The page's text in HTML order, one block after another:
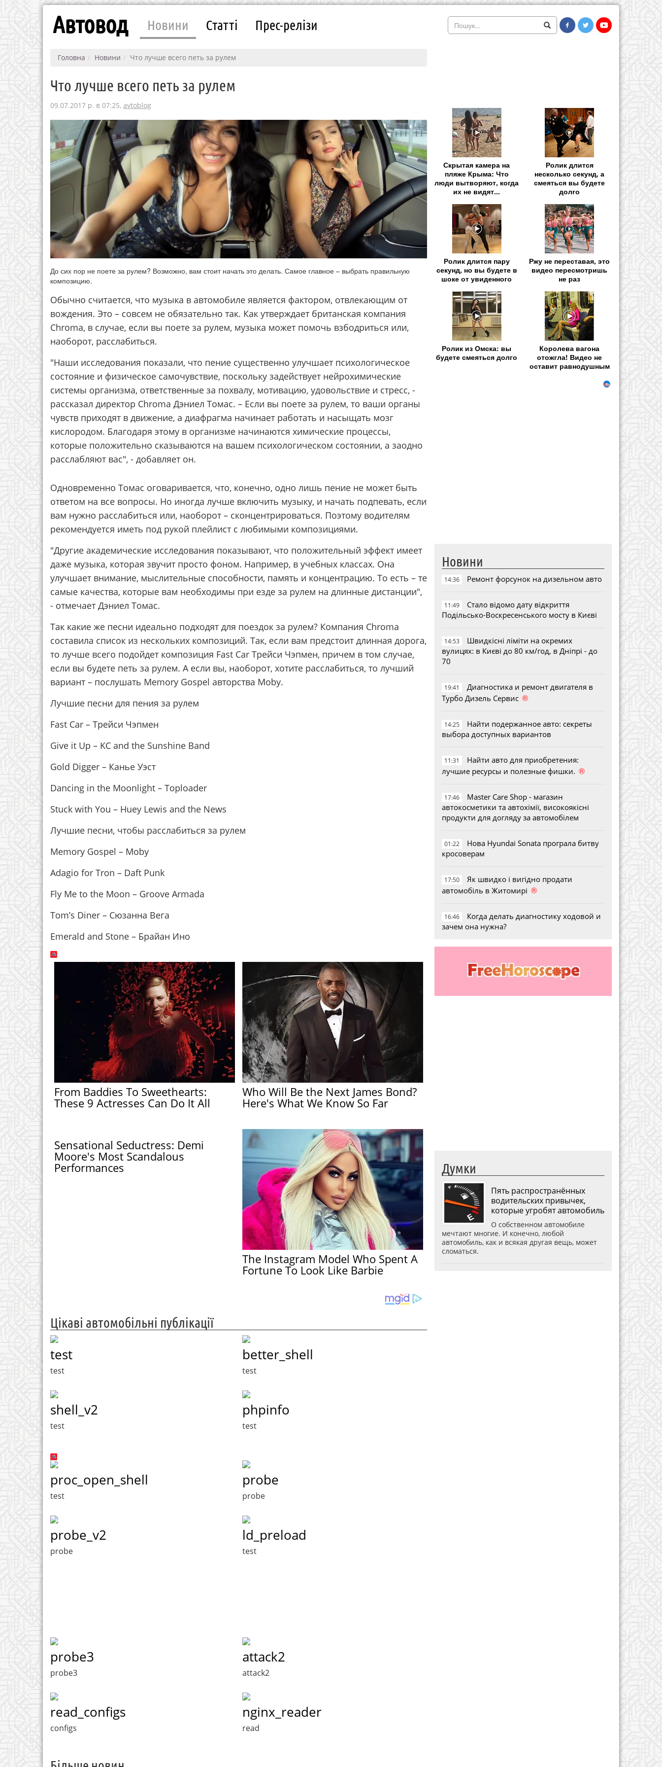
Автовод Новини Статті Прес-релізи
Головна Новини Что лучше всего петь за рулем
Что лучше всего петь за рулем
09.07.2017 р. в 07:25, avtoblog
До сих пор не поете за рулем? Возможно, вам стоит начать это делать. Самое главное – выбрать правильную
композицию.
Обычно считается, что музыка в автомобиле является фактором, отвлекающим от
вождения. Это – совсем не обязательно так. Как утверждает британская компания
Chroma, в случае, если вы поете за рулем, музыка может помочь взбодриться или,
наоборот, расслабиться.
"Наши исследования показали, что пение существенно улучшает психологическое
состояние и физическое самочувствие, поскольку задействует нейрохимические
системы организма, ответственные за похвалу, мотивацию, удовольствие и стресс, -
рассказал директор Chroma Дэниел Томас. – Если вы поете за рулем, то ваши органы
чувств приходят в движение, а диафрагма начинает работать и насыщать мозг
кислородом. Благодаря этому в организме начинаются химические процессы,
которые положительно сказываются на вашем психологическом состоянии, а заодно
расслабляют вас", - добавляет он.
Одновременно Томас оговаривается, что, конечно, одно лишь пение не может быть
ответом на все вопросы. Но иногда лучше включить музыку, и начать подпевать, если
вам нужно расслабиться или, наоборот – сконцентрироваться. Поэтому водителям
рекомендуется иметь под рукой плейлист с любимыми композициями.
"Другие академические исследования показывают, что положительный эффект имеет
даже музыка, которая звучит просто фоном. Например, в учебных классах. Она
улучшает внимание, мыслительные способности, память и концентрацию. То есть – те
самые качества, которые вам необходимы при езде за рулем на длинные дистанции",
- отмечает Дэниел Томас.
Так какие же песни идеально подходят для поездок за рулем? Компания Chroma
составила список из нескольких композиций. Так, если вам предстоит длинная дорога,
то лучше всего подойдет композиция Fast Car Трейси Чэпмен, причем в том случае,
если вы будете петь за рулем. А если вы, наоборот, хотите расслабиться, то лучший
вариант – послушать Memory Gospel авторства Moby.
Лучшие песни для пения за рулем
Fast Car – Трейси Чэпмен
Give it Up – KC and the Sunshine Band
Gold Digger – Канье Уэст
Dancing in the Moonlight – Toploader
Stuck with You – Huey Lewis and the News
Лучшие песни, чтобы расслабиться за рулем
Memory Gospel – Moby
Adagio for Tron – Daft Punk
Fly Me to the Moon – Groove Armada
Tom’s Diner – Сюзанна Вега
Emerald and Stone – Брайан Ино
From Baddies To Sweethearts:
These 9 Actresses Can Do It All
Who Will Be the Next James Bond?
Here's What We Know So Far
Sensational Seductress: Demi
Moore's Most Scandalous
Performances
The Instagram Model Who Spent A
Fortune To Look Like Barbie
Цікаві автомобільні публікації
test
test
better_shell
test
shell_v2
test
phpinfo
test
proc_open_shell
test
probe
probe
probe_v2
probe
ld_preload
test
probe3
probe3
attack2
attack2
read_configs
configs
nginx_reader
read
Скрытая камера на
пляже Крыма: Что
люди вытворяют, когда
их не видят...
Ролик длится
несколько секунд, а
смеяться вы будете
долго
Ролик длится пару
секунд, но вы будете в
шоке от увиденного
Ржу не переставая, это
видео пересмотришь
не раз
Ролик из Омска: вы
будете смеяться долго
Королева вагона
отожгла! Видео не
оставит равнодушным
Новини
14:36 Ремонт форсунок на дизельном авто
11:49
Стало відомо дату відкриття
Подільсько-Воскресенського мосту в Києві
14:53
Швидкісні ліміти на окремих
вулицях: в Києві до 80 км/год, в Дніпрі - до
70
19:41
Диагностика и ремонт двигателя в
Турбо Дизель Сервис ®
14:25
Найти подержанное авто: секреты
выбора доступных вариантов
11:31
Найти авто для приобретения:
лучшие ресурсы и полезные фишки. ®
17:46
Master Care Shop - магазин
автокосметики та автохімії, високоякісні
продукти для догляду за автомобілем
01:22
Нова Hyundai Sonata програла битву
кросоверам
17:50
Як швидко і вигідно продати
автомобіль в Житомирі ®
16:46
Когда делать диагностику ходовой и
зачем она нужна?
Думки
Пять распространённых
водительских привычек,
которые угробят автомобиль
О собственном автомобиле
мечтают многие. И конечно, любой
автомобиль, как и всякая другая вещь, может
сломаться.